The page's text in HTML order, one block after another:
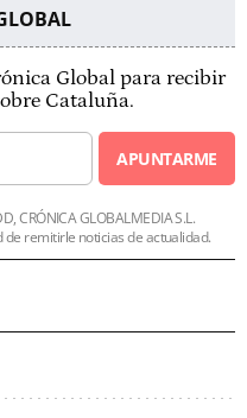
Global para recibir
Cataluña.
APUNTARME
CRÓNICA GLOBALMEDIA S.L.
remitirle noticias de actualidad.